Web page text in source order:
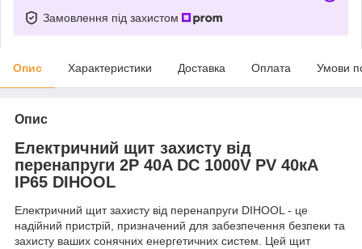
Замовлення під захистом
Опис Характеристики Доставка Оплата Умови
Опис
Електричний щит захисту від
перенапруги 2Р 40A DC 1000V PV 40кA
IP65 DIHOOL
Електричний щит захисту від перенапруги DIHOOL - це
надійний пристрій, призначений для забезпечення безпеки та
захисту ваших сонячних енергетичних систем. Цей щит